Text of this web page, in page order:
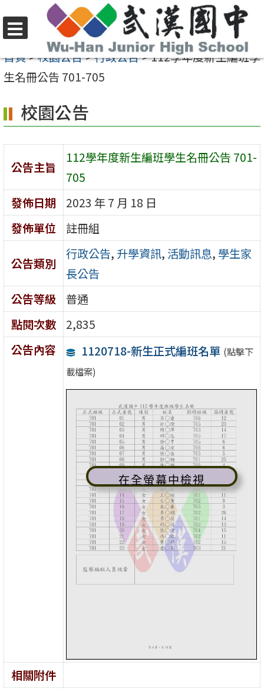
至
要
容
區
選
單
首頁>校園公告>行政公告>112學年度新生編班學
生名冊公告 701-705
校園公告
公告主旨
112學年度新生編班學生名冊公告 701-
705
發佈日期
2023 年 7 月 18 日
發佈單位
註冊組
公告類別
行政公告, 升學資訊, 活動訊息, 學生家
長公告
公告等級
普通
點閱次數
2,835
公告內容
1120718-新生正式編班名單 (點擊下
載檔案)
在全螢幕中檢視
相關附件